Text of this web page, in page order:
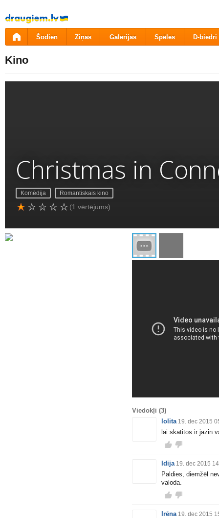
Pāriet
uz
saturu
Šodien Ziņas Galerijas Spēles D-biedri
Kino
Christmas in
Komēdija Romantiskais kino
(1 vērtējums)
Viedokļi (3)
lolita 19. dec 2015
lai skatitos ir jazin
Idija 19. dec 2015
Paldies, diemžēl
valoda.
Irēna 19. dec 2015